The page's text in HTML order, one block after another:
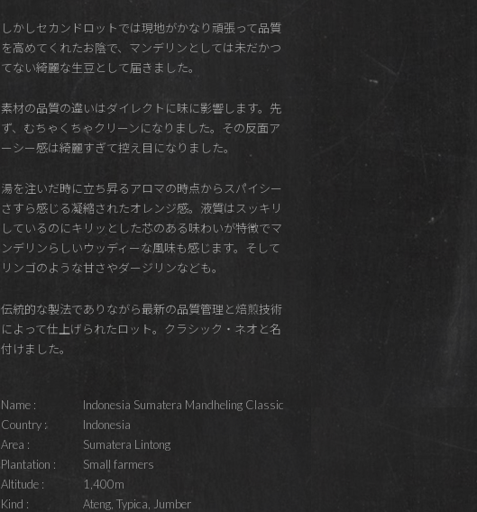
しかしセカンドロットでは現地がかなり頑張って品質
を高めてくれたお陰で、マンデリンとしては未だかつ
てない綺麗な生豆として届きました。
素材の品質の違いはダイレクトに味に影響します。先
ず、むちゃくちゃクリーンになりました。その反面ア
ーシー感は綺麗すぎて控え目になりました。
湯を注いだ時に立ち昇るアロマの時点からスパイシー
さすら感じる凝縮されたオレンジ感。液質はスッキリ
しているのにキリッとした芯のある味わいが特徴でマ
ンデリンらしいウッディーな風味も感じます。そして
リンゴのような甘さやダージリンなども。
伝統的な製法でありながら最新の品質管理と焙煎技術
によって仕上げられたロット。クラシック・ネオと名
付けました。
Name :
Indonesia Sumatera Mandheling Classic
Country :
Indonesia
Area :
Sumatera Lintong
Plantation :
Small farmers
Altitude :
1,400m
Kind :
Ateng, Typica, Jumber